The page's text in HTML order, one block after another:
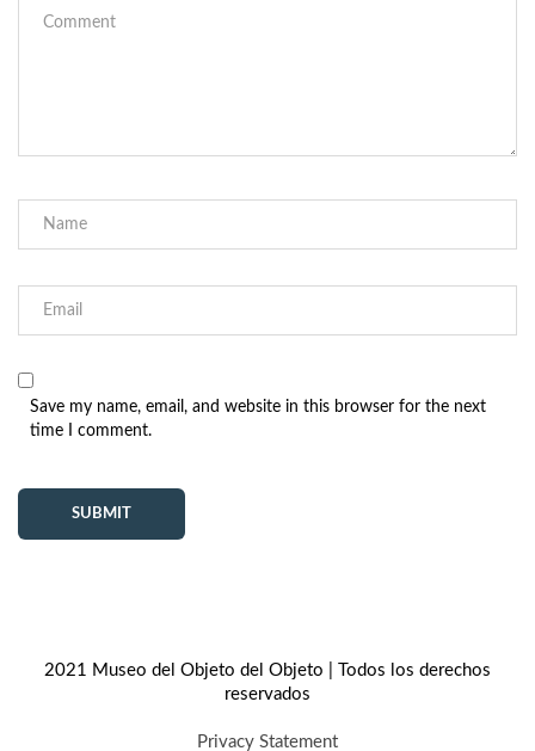
Save my name, email, and website in this browser for the next
time I comment.
2021 Museo del Objeto del Objeto | Todos los derechos
reservados
Privacy Statement